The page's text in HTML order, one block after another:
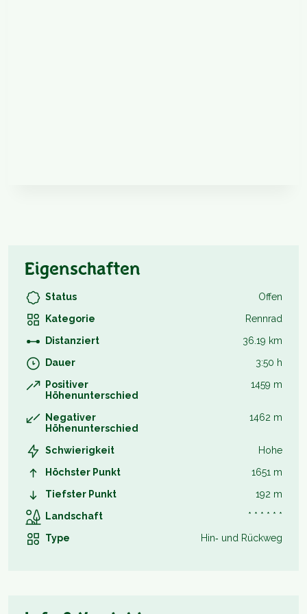
Eigenschaften
Status
Offen
Kategorie
Rennrad
Distanziert
36.19 km
Dauer
3:50 h
Positiver
Höhenunterschied
1459 m
Negativer
Höhenunterschied
1462 m
Schwierigkeit
Hohe
Höchster Punkt
1651 m
Tiefster Punkt
192 m
Landschaft
* * * * * *
Type
Hin‑ und Rückweg